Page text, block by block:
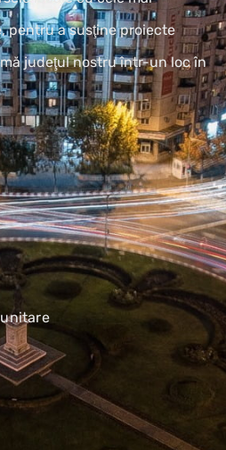
pentru a susţine proiecte
judeţul nostru într-un loc în